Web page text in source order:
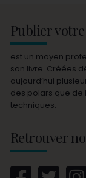
Publier
est un moyen
son livre. Créées
aujourd’hui
des polars que de
techniques.
Retrouver